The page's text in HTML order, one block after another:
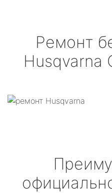
Ремонт
Husqvarna